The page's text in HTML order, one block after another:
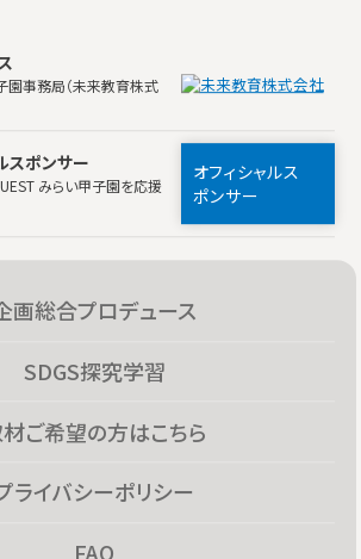
園事務局（未来教育株式
スポンサー
みらい甲子園を応援
オフィシャルス
ポンサー
画総合プロデュース
SDGS探究学習
ご希望の方はこちら
ライバシーポリシー
FAQ